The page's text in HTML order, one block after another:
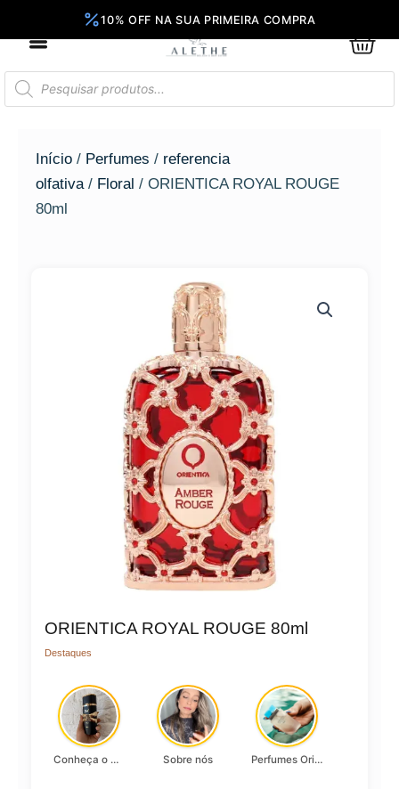
conteúdo
Pesquisar
produtos
Início / Perfumes / referencia
olfativa / Floral / ORIENTICA ROYAL ROUGE
80ml
ORIENTICA ROYAL ROUGE 80ml
Destaques
Conheça o Asad, da Lattafa… Sobre nós Perfumes Originais